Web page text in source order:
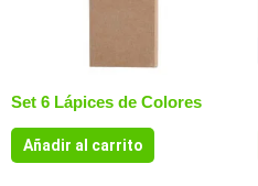
Set 6 Lápices de Colores
Añadir al carrito